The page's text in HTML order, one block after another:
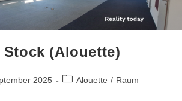
Stock (Alouette)
2025 Alouette / Raum